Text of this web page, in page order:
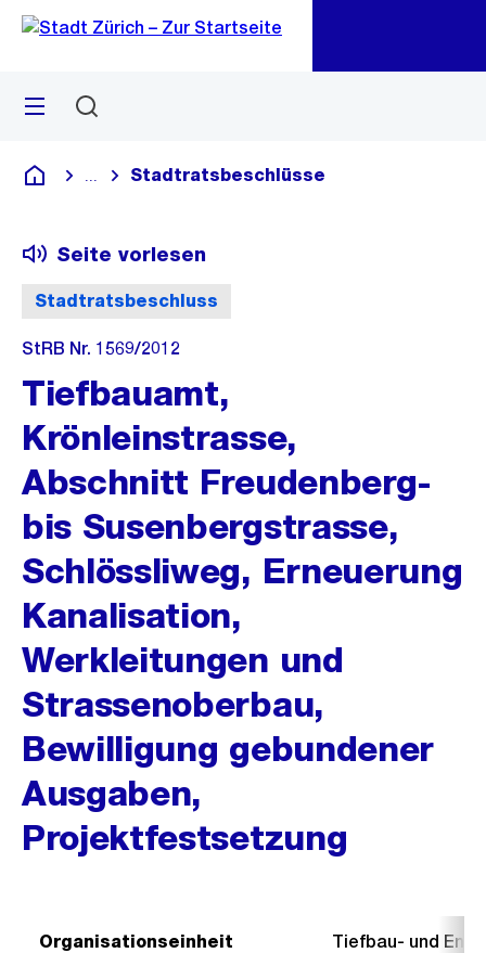
Navigation
Sprunglink
Menü
Deutsch
Blende alle Breadcrumbs ein
Stadtratsbeschlüsse
Stadtratsbeschluss
Seite vorlesen
StRB Nr. 1569/2012
Tiefbauamt,
Krönleinstrasse,
Abschnitt Freudenberg-
bis Susenbergstrasse,
Schlössliweg, Erneuerung
Kanalisation,
Werkleitungen und
Strassenoberbau,
Bewilligung gebundener
Ausgaben,
Projektfestsetzung
Organisationseinheit Tiefbau- und